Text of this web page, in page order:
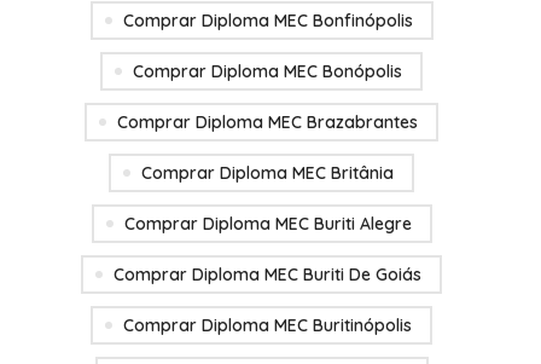
Comprar Diploma MEC Bonfinópolis
Comprar Diploma MEC Bonópolis
Comprar Diploma MEC Brazabrantes
Comprar Diploma MEC Britânia
Comprar Diploma MEC Buriti Alegre
Comprar Diploma MEC Buriti De Goiás
Comprar Diploma MEC Buritinópolis